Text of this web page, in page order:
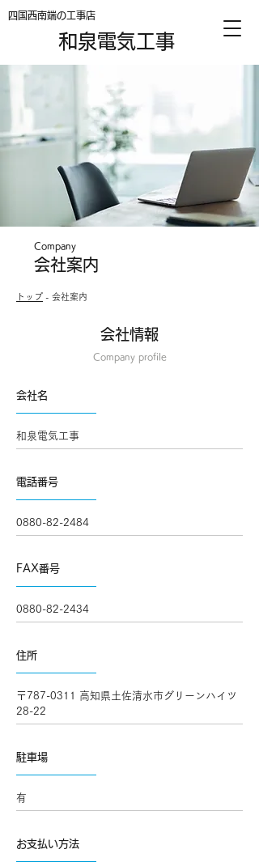
四国西南端の工事店
和泉電気工事
​Company
​会社案内
​トップ - 会社案内
会社情報
Company profile
​会社名
和泉電気工事
電話番号
0880-82-2484
FAX番号
0880-82-2434
住所
〒787-0311 高知県土佐清水市グリーンハイツ
28-22
駐車場
有
お支払い方法